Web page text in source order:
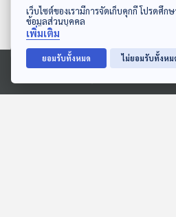
ดาวน์โหลด Thai PBS Podcast Application
Ⓒ 2020 องค์การกระจายเสียงและแพร่ภาพสาธารณะแห่งประ
132
1
อานันตา ตูร์
เว็บไซต์ของเรามีการจัดเก็บคุกกี้ โปรดศึ
ข้อมูลส่วนบุคคล
เพิ่มเติม
ยอมรับทั้งหมด ไม่ยอมรับทั้งหม